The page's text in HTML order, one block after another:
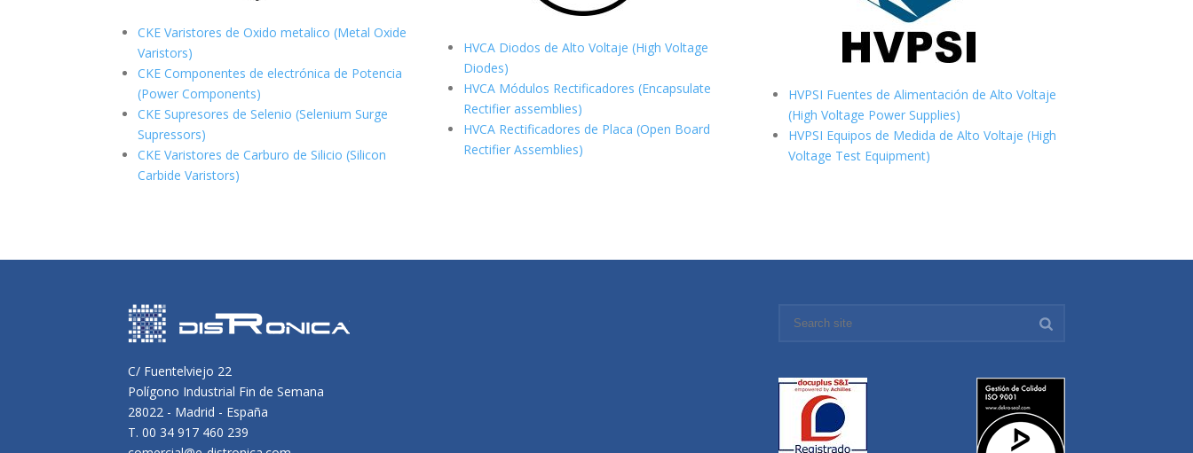
CKE Varistores de Oxido metalico (Metal Oxide
Varistors)
CKE Componentes de electrónica de Potencia
(Power Components)
CKE Supresores de Selenio (Selenium Surge
Supressors)
CKE Varistores de Carburo de Silicio (Silicon
Carbide Varistors)
HVCA Diodos de Alto Voltaje (High Voltage
Diodes)
HVCA Módulos Rectificadores (Encapsulate
Rectifier assemblies)
HVCA Rectificadores de Placa (Open Board
Rectifier Assemblies)
HVPSI Fuentes de Alimentación de Alto Voltaje
(High Voltage Power Supplies)
HVPSI Equipos de Medida de Alto Voltaje (High
Voltage Test Equipment)
C/ Fuentelviejo 22
Polígono Industrial Fin de Semana
28022 - Madrid - España
T. 00 34 917 460 239